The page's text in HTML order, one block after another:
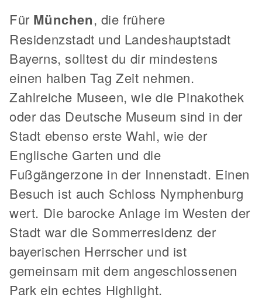
Für München, die frühere
Residenzstadt und Landeshauptstadt
Bayerns, solltest du dir mindestens
einen halben Tag Zeit nehmen.
Zahlreiche Museen, wie die Pinakothek
oder das Deutsche Museum sind in der
Stadt ebenso erste Wahl, wie der
Englische Garten und die
Fußgängerzone in der Innenstadt. Einen
Besuch ist auch Schloss Nymphenburg
wert. Die barocke Anlage im Westen der
Stadt war die Sommerresidenz der
bayerischen Herrscher und ist
gemeinsam mit dem angeschlossenen
Park ein echtes Highlight.